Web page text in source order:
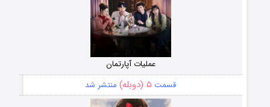
عملیات آپارتمان
قسمت ۵ (دوبله) منتشر شد